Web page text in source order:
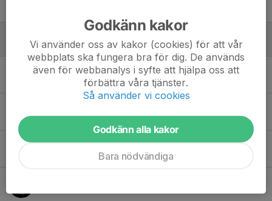
30. Ossian Johansson Viklund
Utan position
4. Elvin Ullenius
Godkänn kakor
Vi använder oss av kakor (cookies) för att vår
webbplats ska fungera bra för dig. De används
även för webbanalys i syfte att hjälpa oss att
förbättra våra tjänster.
Så använder vi cookies
Godkänn alla kakor
Bara nödvändiga